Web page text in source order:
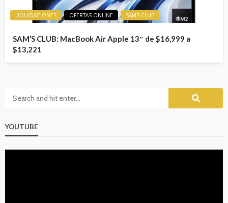
LIQUIDACIONES OFERTAS ONLINE SAMS CLUB
SAM’S CLUB: MacBook Air Apple 13″ de $16,999 a
$13,221
YOUTUBE